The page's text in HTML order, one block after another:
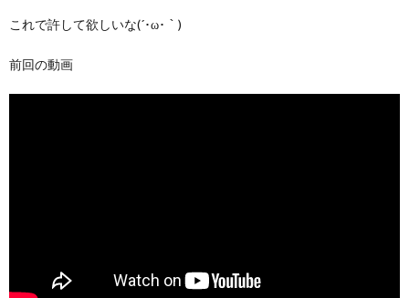
これで許して欲しいな(´･ω･｀)
前回の動画